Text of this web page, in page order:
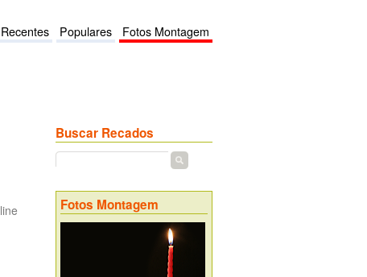
Recentes Populares Fotos Montagem
Buscar Recados
Fotos Montagem